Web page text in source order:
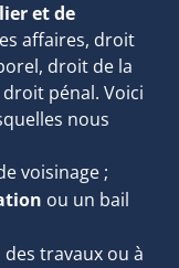
et de
affaires, droit
droit de la
pénal. Voici
nous
voisinage ;
ou un bail
travaux ou à